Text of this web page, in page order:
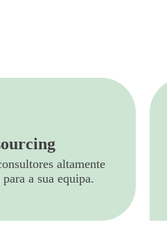
altamente
a sua equipa.